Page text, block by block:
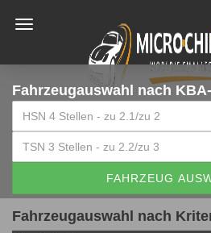
Fahrzeugauswahl nach
FAHRZEUG
Fahrzeugauswahl nach